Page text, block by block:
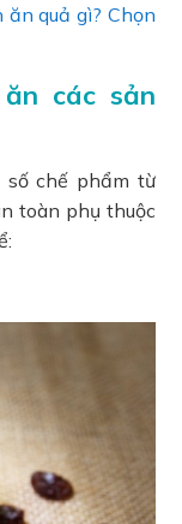
ăn quả gì? Chọn
các sản
số chế phẩm từ
toàn phụ thuộc